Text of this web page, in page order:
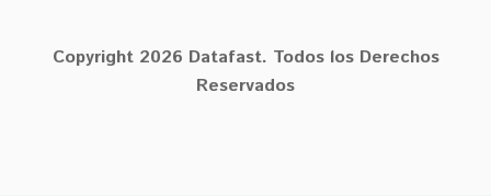
Copyright 2026 Datafast. Todos los Derechos
Reservados